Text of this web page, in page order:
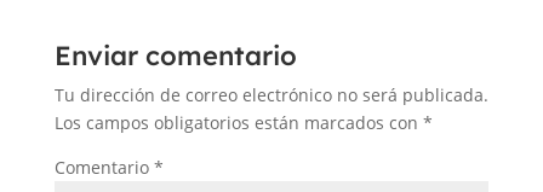
Enviar comentario
Tu dirección de correo electrónico no será publicada.
Los campos obligatorios están marcados con *
Comentario *